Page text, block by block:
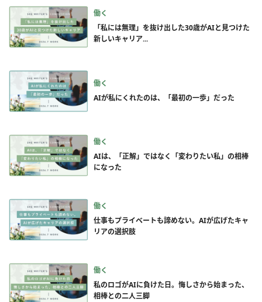
働く
「私には無理」を抜け出した30歳がAIと見つけた
新しいキャリア...
働く
AIが私にくれたのは、「最初の一歩」だった
働く
AIは、「正解」ではなく「変わりたい私」の相棒
になった
働く
仕事もプライベートも諦めない。AIが広げたキャ
リアの選択肢
働く
私のロゴがAIに負けた日。悔しさから始まった、
相棒との二人三脚